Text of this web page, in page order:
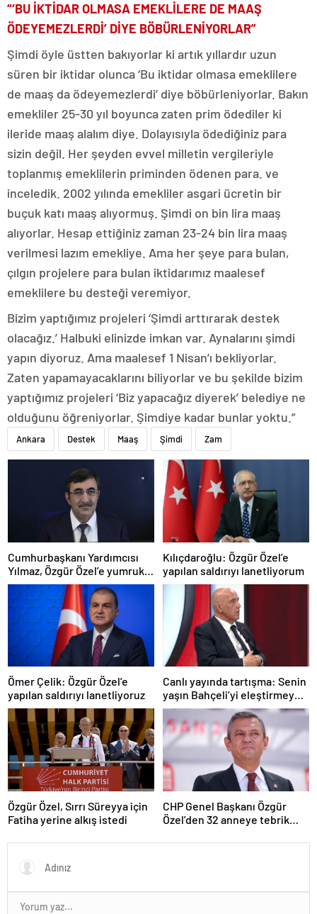
“‘BU İKTİDAR OLMASA EMEKLİLERE DE MAAŞ
ÖDEYEMEZLERDİ’ DİYE BÖBÜRLENİYORLAR”
Şimdi öyle üstten bakıyorlar ki artık yıllardır uzun
süren bir iktidar olunca ‘Bu iktidar olmasa emeklilere
de maaş da ödeyemezlerdi’ diye böbürleniyorlar. Bakın
emekliler 25-30 yıl boyunca zaten prim ödediler ki
ileride maaş alalım diye. Dolayısıyla ödediğiniz para
sizin değil. Her şeyden evvel milletin vergileriyle
toplanmış emeklilerin priminden ödenen para. ve
inceledik. 2002 yılında emekliler asgari ücretin bir
buçuk katı maaş alıyormuş. Şimdi on bin lira maaş
alıyorlar. Hesap ettiğiniz zaman 23-24 bin lira maaş
verilmesi lazım emekliye. Ama her şeye para bulan,
çılgın projelere para bulan iktidarımız maalesef
emeklilere bu desteği veremiyor.
Bizim yaptığımız projeleri ‘Şimdi arttırarak destek
olacağız.’ Halbuki elinizde imkan var. Aynalarını şimdi
yapın diyoruz. Ama maalesef 1 Nisan’ı bekliyorlar.
Zaten yapamayacaklarını biliyorlar ve bu şekilde bizim
yaptığımız projeleri ‘Biz yapacağız diyerek’ belediye ne
olduğunu öğreniyorlar. Şimdiye kadar bunlar yoktu.”
Ankara Destek Maaş Şimdi Zam
Cumhurbaşkanı Yardımcısı
Yılmaz, Özgür Özel’e yumruklu
saldırıyı kınadı
Kılıçdaroğlu: Özgür Özel’e
yapılan saldırıyı lanetliyorum
Ömer Çelik: Özgür Özel’e
yapılan saldırıyı lanetliyoruz
Canlı yayında tartışma: Senin
yaşın Bahçeli’yi eleştirmeye
yetmez
Özgür Özel, Sırrı Süreyya için
Fatiha yerine alkış istedi
CHP Genel Başkanı Özgür
Özel’den 32 anneye tebrik